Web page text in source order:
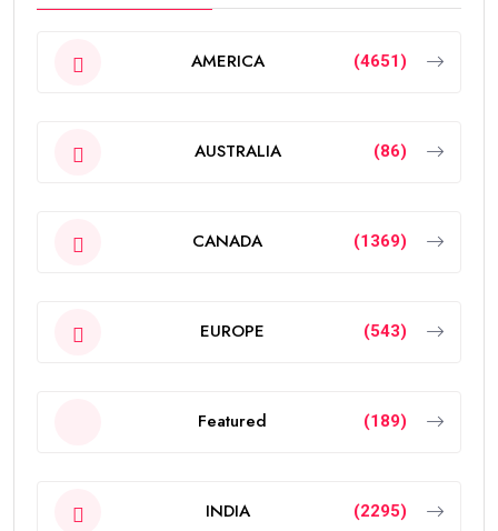
AMERICA (4651)
AUSTRALIA (86)
CANADA (1369)
EUROPE (543)
Featured (189)
INDIA (2295)